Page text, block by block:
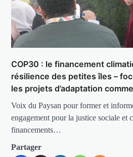
COP30 : le financement
résilience des petites îles –
les projets d’adaptation
Voix du Paysan pour former et
engagement pour la justice sociale et
financements…
Partager